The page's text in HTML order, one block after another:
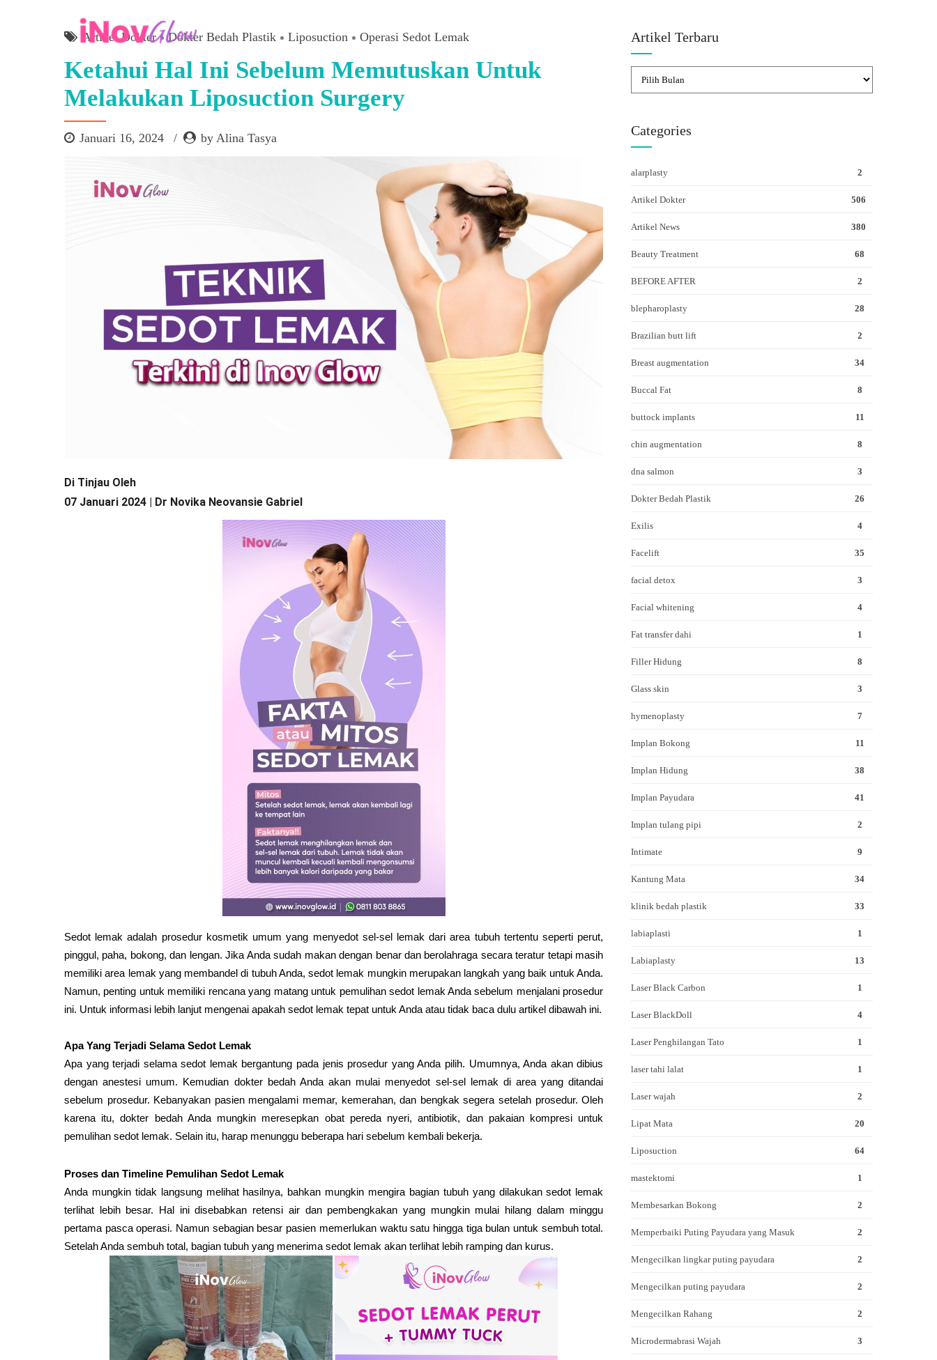
Artikel Dokter Dokter Bedah Plastik Liposuction Operasi Sedot Lemak
Ketahui Hal Ini Sebelum Memutuskan Untuk
Melakukan Liposuction Surgery
Januari 16, 2024 by Alina Tasya
Di Tinjau Oleh
07 Januari 2024 | Dr Novika Neovansie Gabriel
Sedot lemak adalah prosedur kosmetik umum yang menyedot sel-sel lemak dari area tubuh tertentu seperti perut,
pinggul, paha, bokong, dan lengan. Jika Anda sudah makan dengan benar dan berolahraga secara teratur tetapi masih
memiliki area lemak yang membandel di tubuh Anda, sedot lemak mungkin merupakan langkah yang baik untuk Anda.
Namun, penting untuk memiliki rencana yang matang untuk pemulihan sedot lemak Anda sebelum menjalani prosedur
ini. Untuk informasi lebih lanjut mengenai apakah sedot lemak tepat untuk Anda atau tidak baca dulu artikel dibawah ini.
Apa Yang Terjadi Selama Sedot Lemak
Apa yang terjadi selama sedot lemak bergantung pada jenis prosedur yang Anda pilih. Umumnya, Anda akan dibius
dengan anestesi umum. Kemudian dokter bedah Anda akan mulai menyedot sel-sel lemak di area yang ditandai
sebelum prosedur. Kebanyakan pasien mengalami memar, kemerahan, dan bengkak segera setelah prosedur. Oleh
karena itu, dokter bedah Anda mungkin meresepkan obat pereda nyeri, antibiotik, dan pakaian kompresi untuk
pemulihan sedot lemak. Selain itu, harap menunggu beberapa hari sebelum kembali bekerja.
Proses dan Timeline Pemulihan Sedot Lemak
Anda mungkin tidak langsung melihat hasilnya, bahkan mungkin mengira bagian tubuh yang dilakukan sedot lemak
terlihat lebih besar. Hal ini disebabkan retensi air dan pembengkakan yang mungkin mulai hilang dalam minggu
pertama pasca operasi. Namun sebagian besar pasien memerlukan waktu satu hingga tiga bulan untuk sembuh total.
Setelah Anda sembuh total, bagian tubuh yang menerima sedot lemak akan terlihat lebih ramping dan kurus.
Artikel Terbaru
Categories
alarplasty 2
Artikel Dokter 506
Artikel News 380
Beauty Treatment 68
BEFORE AFTER 2
blepharoplasty 28
Brazilian butt lift 2
Breast augmentation 34
Buccal Fat 8
buttock implants 11
chin augmentation 8
dna salmon 3
Dokter Bedah Plastik 26
Exilis 4
Facelift 35
facial detox 3
Facial whitening 4
Fat transfer dahi 1
Filler Hidung 8
Glass skin 3
hymenoplasty 7
Implan Bokong 11
Implan Hidung 38
Implan Payudara 41
Implan tulang pipi 2
Intimate 9
Kantung Mata 34
klinik bedah plastik 33
labiaplasti 1
Labiaplasty 13
Laser Black Carbon 1
Laser BlackDoll 4
Laser Penghilangan Tato 1
laser tahi lalat 1
Laser wajah 2
Lipat Mata 20
Liposuction 64
mastektomi 1
Membesarkan Bokong 2
Memperbaiki Puting Payudara yang Masuk 2
Mengecilkan lingkar puting payudara 2
Mengecilkan puting payudara 2
Mengecilkan Rahang 2
Microdermabrasi Wajah 3